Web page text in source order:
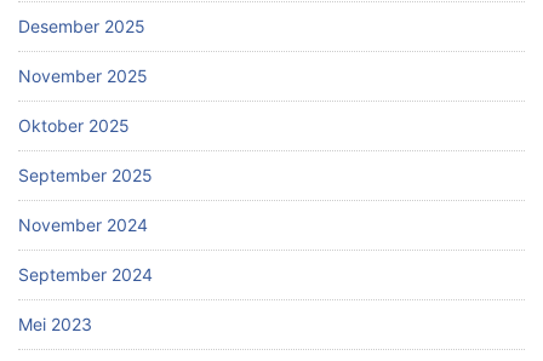
Desember 2025
November 2025
Oktober 2025
September 2025
November 2024
September 2024
Mei 2023